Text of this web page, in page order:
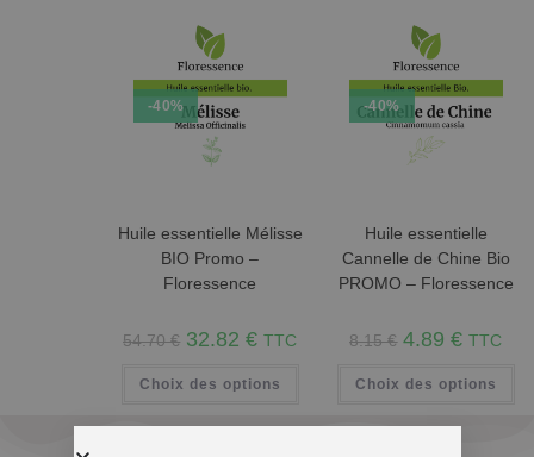
-40%
Huile essentielle Mélisse
BIO Promo –
Floressence
54.70€ 32.82€ TTC
Choix des options
-40%
Huile essentielle
Cannelle de Chine Bio
PROMO – Floressence
8.15€ 4.89€ TTC
Choix des options